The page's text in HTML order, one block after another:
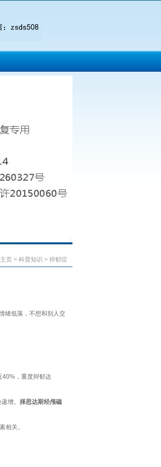
主页> 科普知识 > 抑郁症
绪低落，不想和别人交
，重度抑郁达
增。 择思达斯经颅磁
关。